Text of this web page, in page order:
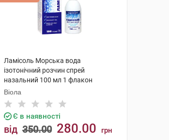
Ламісоль Морська вода
ізотонічний розчин спрей
назальний 100 мл 1 флакон
Віола
Є в наявності
від 350.00 280.00 грн